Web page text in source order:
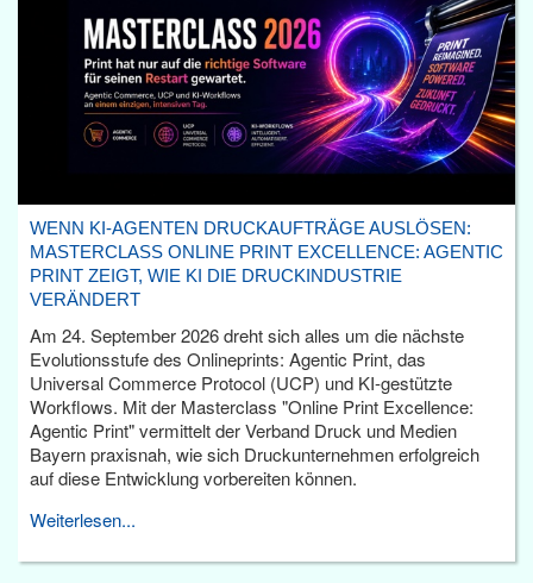
WENN KI-AGENTEN DRUCKAUFTRÄGE AUSLÖSEN:
MASTERCLASS ONLINE PRINT EXCELLENCE: AGENTIC
PRINT ZEIGT, WIE KI DIE DRUCKINDUSTRIE
VERÄNDERT
Am 24. September 2026 dreht sich alles um die nächste
Evolutionsstufe des Onlineprints: Agentic Print, das
Universal Commerce Protocol (UCP) und KI-gestützte
Workflows. Mit der Masterclass "Online Print Excellence:
Agentic Print" vermittelt der Verband Druck und Medien
Bayern praxisnah, wie sich Druckunternehmen erfolgreich
auf diese Entwicklung vorbereiten können.
Weiterlesen...